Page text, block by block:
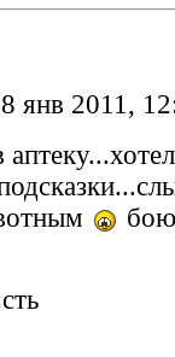
янв 2011,